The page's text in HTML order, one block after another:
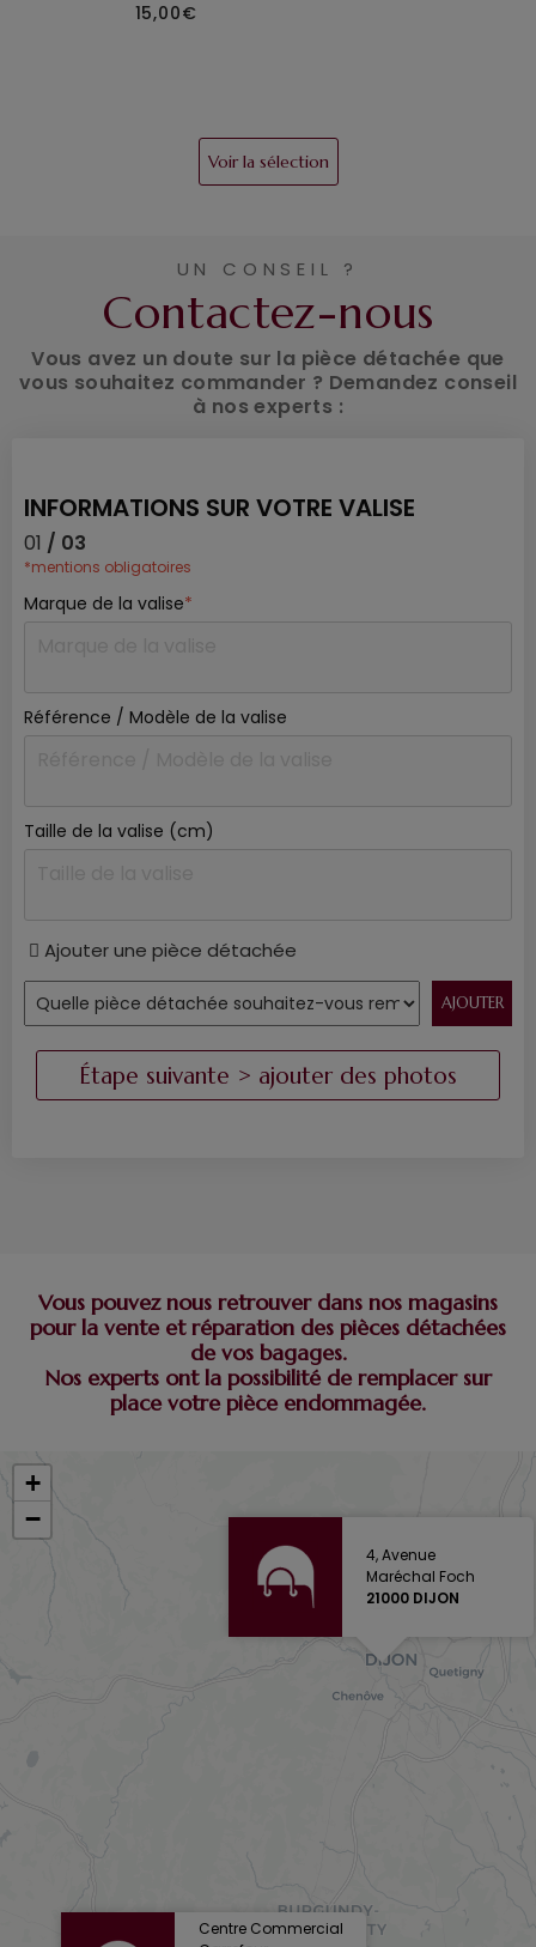
15,00€
Voir la sélection
UN CONSEIL ?
Contactez-nous
Vous avez un doute sur la pièce détachée que
vous souhaitez commander ? Demandez conseil
à nos experts :
INFORMATIONS SUR VOTRE VALISE
01 / 03
*mentions obligatoires
Marque de la valise*
Référence / Modèle de la valise
Taille de la valise (cm)
Ajouter une pièce détachée
Vous pouvez nous retrouver dans nos magasins
pour la vente et réparation des pièces détachées
de vos bagages.
Nos experts ont la possibilité de remplacer sur
place votre pièce endommagée.
4, Avenue
Maréchal Foch
21000 DIJON
Centre Commercial
+
−